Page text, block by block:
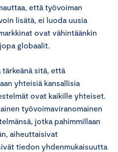
että työvoiman
lisätä, ei luoda uusia
ovat vähintäänkin
globaalit.
tärkeänä sitä, että
yhteisiä kansallisia
ovat kaikille yhteiset.
työvoimaviranomainen
jotka pahimmillaan
aiheuttaisivat
tiedon yhdenmukaisuutta